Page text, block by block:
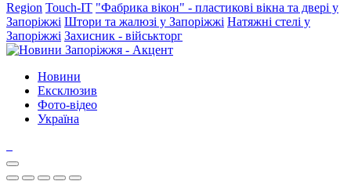
Region Touch-IT "Фабрика вікон" - пластикові вікна та двері у
Запоріжжі Штори та жалюзі у Запоріжжі Натяжні стелі у
Запоріжжі Захисник - військторг
Новини
Ексклюзив
Фото-відео
Україна